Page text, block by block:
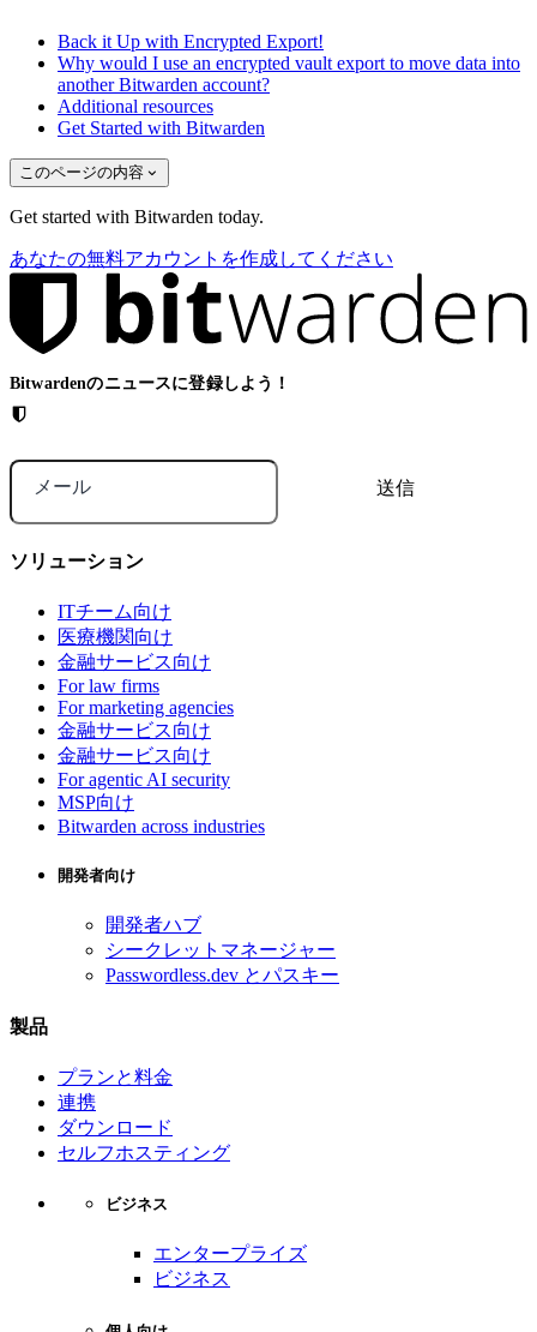
Back it Up with Encrypted Export!
Why would I use an encrypted vault export to move data into
another Bitwarden account?
Additional resources
Get Started with Bitwarden
このページの内容
Get started with Bitwarden today.
あなたの無料アカウントを作成してください
Bitwardenのニュースに登録しよう！
メール
ソリューション
ITチーム向け
医療機関向け
金融サービス向け
For law firms
For marketing agencies
金融サービス向け
金融サービス向け
For agentic AI security
MSP向け
Bitwarden across industries
開発者向け
開発者ハブ
シークレットマネージャー
Passwordless.dev とパスキー
製品
プランと料金
連携
ダウンロード
セルフホスティング
ビジネス
エンタープライズ
ビジネス